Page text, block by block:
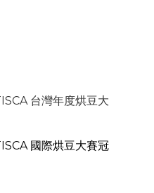
台灣年度烘豆大
國際烘豆大賽冠